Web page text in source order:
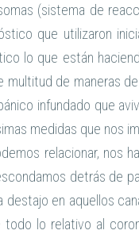
(sistema de
que utilizaron
lo que están
multitud de maneras
infundado que
medidas que nos
relacionar, nos
detrás de
en aquellos
lo relativo al